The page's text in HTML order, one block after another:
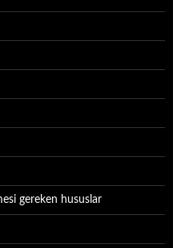
gereken hususlar